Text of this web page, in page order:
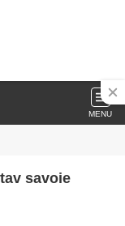
MENU
savoie